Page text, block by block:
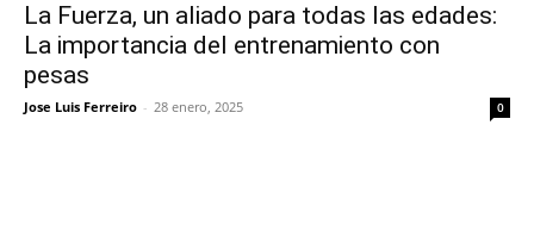
La Fuerza, un aliado para todas las edades:
La importancia del entrenamiento con
pesas
Jose Luis Ferreiro - 28 enero, 2025 0